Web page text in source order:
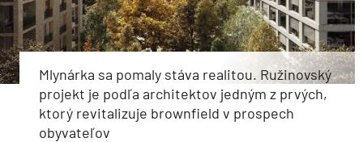
Mlynárka sa pomaly stáva realitou. Ružinovský
projekt je podľa architektov jedným z prvých,
ktorý revitalizuje brownfield v prospech
obyvateľov